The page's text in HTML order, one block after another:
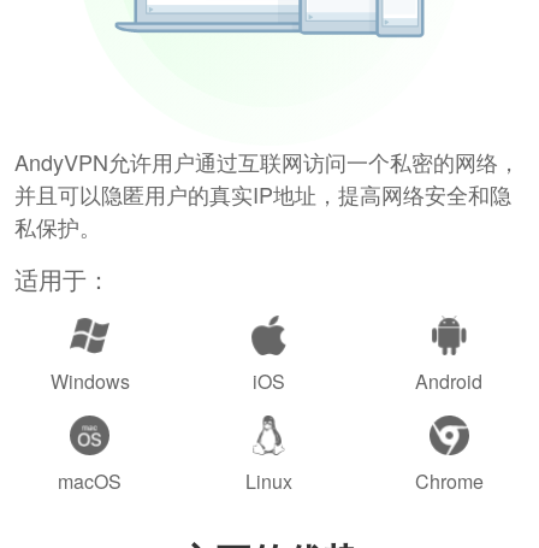
AndyVPN允许用户通过互联网访问一个私密的网络，
并且可以隐匿用户的真实IP地址，提高网络安全和隐
私保护。
适用于：
Windows iOS Android
macOS Linux Chrome